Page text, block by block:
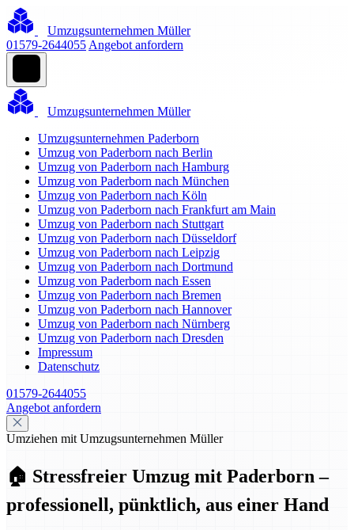
Umzugsunternehmen Müller
01579-2644055 Angebot anfordern
Umzugsunternehmen Müller
Umzugsunternehmen Paderborn
Umzug von Paderborn nach Berlin
Umzug von Paderborn nach Hamburg
Umzug von Paderborn nach München
Umzug von Paderborn nach Köln
Umzug von Paderborn nach Frankfurt am Main
Umzug von Paderborn nach Stuttgart
Umzug von Paderborn nach Düsseldorf
Umzug von Paderborn nach Leipzig
Umzug von Paderborn nach Dortmund
Umzug von Paderborn nach Essen
Umzug von Paderborn nach Bremen
Umzug von Paderborn nach Hannover
Umzug von Paderborn nach Nürnberg
Umzug von Paderborn nach Dresden
Impressum
Datenschutz
01579-2644055
Angebot anfordern
Umziehen mit Umzugsunternehmen Müller
🏠 Stressfreier Umzug mit Paderborn –
professionell, pünktlich, aus einer Hand